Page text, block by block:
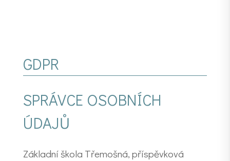
GDPR
SPRÁVCE OSOBNÍCH
ÚDAJŮ
Základní škola Třemošná, příspěvková